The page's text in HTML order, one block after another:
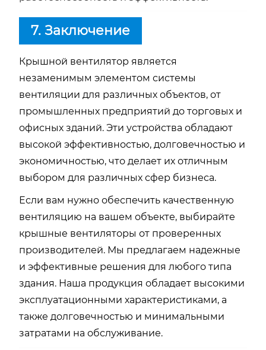
7. Заключение
Крышной вентилятор является
незаменимым элементом системы
вентиляции для различных объектов, от
промышленных предприятий до торговых и
офисных зданий. Эти устройства обладают
высокой эффективностью, долговечностью и
экономичностью, что делает их отличным
выбором для различных сфер бизнеса.
Если вам нужно обеспечить качественную
вентиляцию на вашем объекте, выбирайте
крышные вентиляторы от проверенных
производителей. Мы предлагаем надежные
и эффективные решения для любого типа
здания. Наша продукция обладает высокими
эксплуатационными характеристиками, а
также долговечностью и минимальными
затратами на обслуживание.